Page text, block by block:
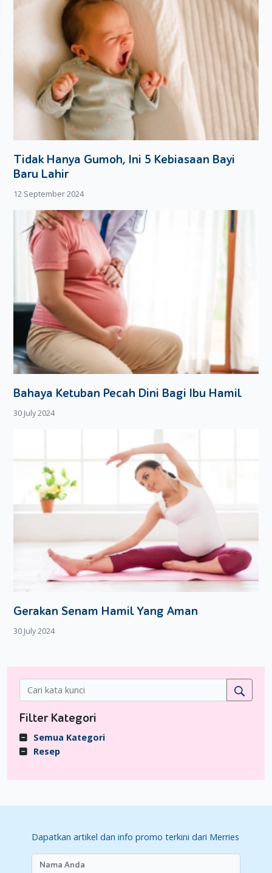
Tidak Hanya Gumoh, Ini 5 Kebiasaan Bayi
Baru Lahir
12 September 2024
Bahaya Ketuban Pecah Dini Bagi Ibu Hamil
30 July 2024
Gerakan Senam Hamil Yang Aman
30 July 2024
Filter Kategori
Semua Kategori
Resep
Dapatkan artikel dan info promo terkini dari Merries